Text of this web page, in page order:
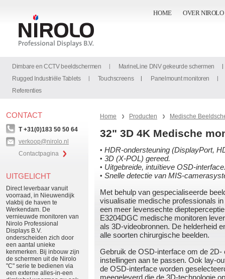
HOME OVER NIROLO
Dimbare en CCTV beeldschermen
MarineLine DNV gekeurde schermen
Rugged Industriële Tablets
Touchscreens
Panelmount monitoren
Referenties
CONTACT
T +31(0)183 50 50 64
verkoop@nirolo.nl
Contactpagina
UITGELICHT
Direct leverbaar vanuit
voorraad, in Nieuwendijk
vlakbij de haven te
Werkendam. De
vernieuwde monitoren van
Nirolo Professional
Displays B.V.
onderscheiden zich door
een aantal unieke
kenmerken. Bij inbouw zijn
de schermen uit de Nirolo
"C" serie te bedienen via
een externe alles-in-een
Home Producten Medische
32" 3D 4K Medische
HDR-ondersteuning (DisplayPort,
3D (X-POL) gereed.
Uitgebreide, intuïtieve OSD-
Snelle detectie van MIS-
Met behulp van gespecialiseerde
visualisatie medische professionals
een meer levensechte
E3204DGC medische monitoren
als 3D-videobronnen. De helderheid
alle soorten chirurgische beelden.
Gebruik de OSD-interface om de
instellingen aan te passen. Ook lay-
de OSD-interface worden
meegeleverd die de 3D-technologie